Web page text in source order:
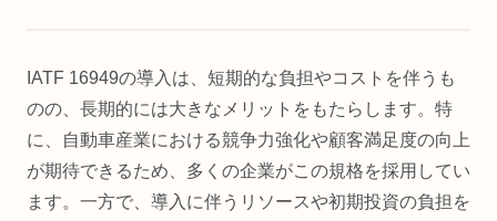
IATF 16949の導入は、短期的な負担やコストを伴うも
のの、長期的には大きなメリットをもたらします。特
に、自動車産業における競争力強化や顧客満足度の向上
が期待できるため、多くの企業がこの規格を採用してい
ます。一方で、導入に伴うリソースや初期投資の負担を